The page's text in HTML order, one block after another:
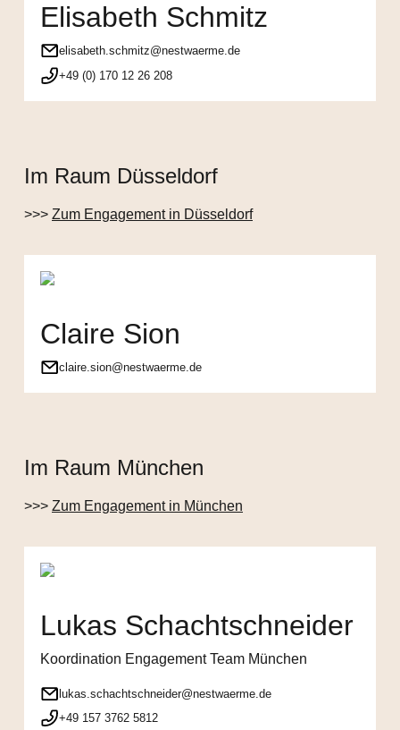
Elisabeth Schmitz
elisabeth.schmitz@nestwaerme.de
+49 (0) 170 12 26 208
Im Raum Düsseldorf
>>> Zum Engagement in Düsseldorf
Claire Sion
claire.sion@nestwaerme.de
Im Raum München
>>> Zum Engagement in München
Lukas Schachtschneider
Koordination Engagement Team München
lukas.schachtschneider@nestwaerme.de
+49 157 3762 5812